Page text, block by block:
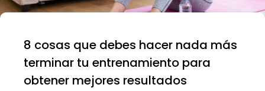
8 cosas que debes hacer nada más
terminar tu entrenamiento para
obtener mejores resultados